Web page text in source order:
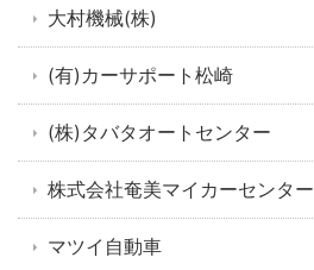
大村機械(株)
(有)カーサポート松崎
(株)タバタオートセンター
株式会社奄美マイカーセンター
マツイ自動車